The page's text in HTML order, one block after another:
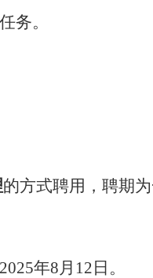
务。
的方式聘用，聘期
2025年8月 12 日。